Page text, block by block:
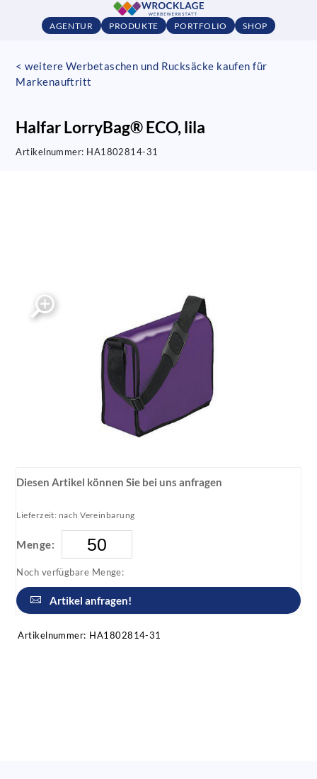
AGENTUR PRODUKTE PORTFOLIO SHOP
< weitere Werbetaschen und Rucksäcke kaufen für
Markenauftritt
Halfar LorryBag® ECO, lila
Artikelnummer: HA1802814-31
Diesen Artikel können Sie bei uns anfragen
Lieferzeit: nach Vereinbarung
Menge:
Noch verfügbare Menge:
Artikel anfragen!
Artikelnummer: HA1802814-31